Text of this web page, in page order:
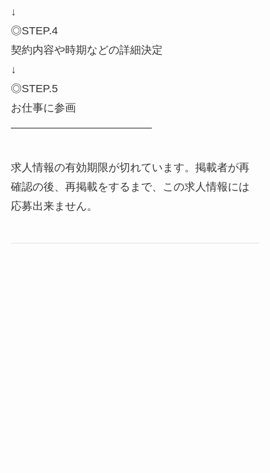
↓
◎STEP.4
契約内容や時期などの詳細決定
↓
◎STEP.5
お仕事に参画
―――――――――――――
求人情報の有効期限が切れています。掲載者が再
確認の後、再掲載をするまで、この求人情報には
応募出来ません。